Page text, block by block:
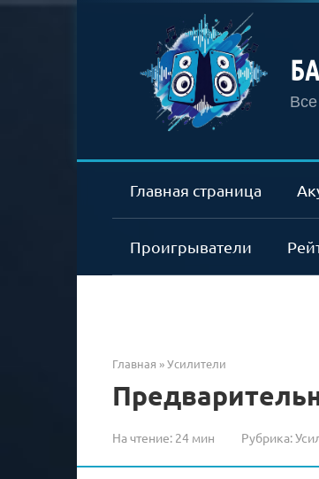
Главная страница
Проигрыватели
Главная »Усилители
На чтение: 24 мин Рубрика: